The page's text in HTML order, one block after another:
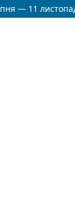
— 11